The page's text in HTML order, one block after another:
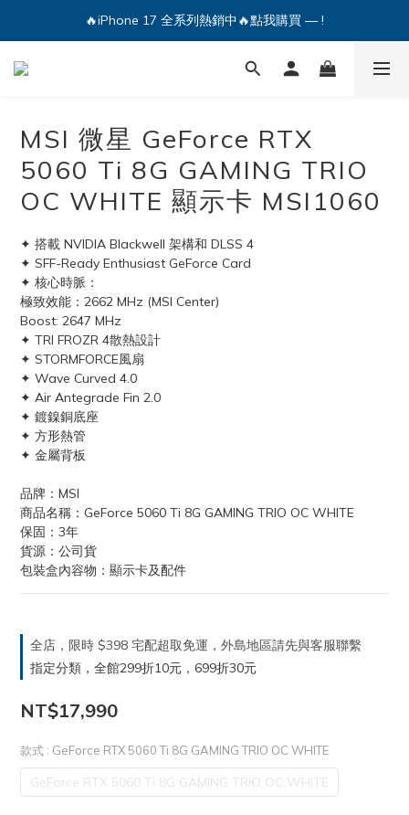
🔥iPhone 17 全系列熱銷中🔥點我購買 — !
💕加入Q哥 Line 新好友領優惠券！🎫
🔥iPhone 17 全系列熱銷中🔥點我購買 — !
MSI 微星 GeForce RTX
5060 Ti 8G GAMING TRIO
OC WHITE 顯示卡 MSI1060
✦ 搭載 NVIDIA Blackwell 架構和 DLSS 4
✦ SFF-Ready Enthusiast GeForce Card
✦ 核心時脈：
極致效能：2662 MHz (MSI Center)
Boost: 2647 MHz
✦ TRI FROZR 4散熱設計
✦ STORMFORCE風扇
✦ Wave Curved 4.0
✦ Air Antegrade Fin 2.0
✦ 鍍鎳銅底座
✦ 方形熱管
✦ 金屬背板
品牌：MSI
商品名稱：GeForce 5060 Ti 8G GAMING TRIO OC WHITE
保固：3年
貨源：公司貨
包裝盒內容物：顯示卡及配件
全店，限時 $398 宅配超取免運，外島地區請先與客服聯繫
指定分類，全館299折10元，699折30元
NT$17,990
款式 : GeForce RTX 5060 Ti 8G GAMING TRIO OC WHITE
GeForce RTX 5060 Ti 8G GAMING TRIO OC WHITE